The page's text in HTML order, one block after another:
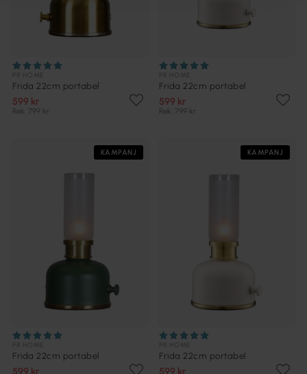
Frida 22cm portabel
599 kr
Rek. 799 kr
Frida 22cm portabel
599 kr
Rek. 799 kr
KAMPANJ
Frida 22cm portabel
599 kr
KAMPANJ
Frida 22cm portabel
599 kr